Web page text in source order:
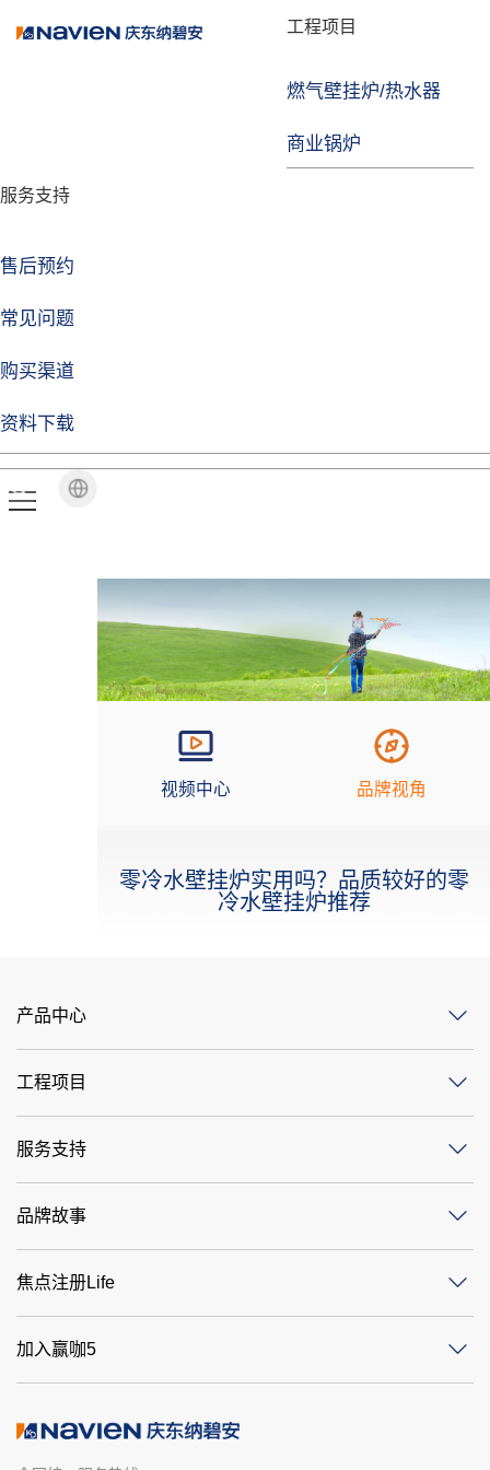
工程项目
燃气壁挂炉/热水器
商业锅炉
服务支持
售后预约
常见问题
购买渠道
资料下载
品牌故事
技术实力
企业动态
焦点注册Life
品牌视角
视频中心 品牌视角
零冷水壁挂炉实用吗？品质较好的零
冷水壁挂炉推荐
产品中心
工程项目
服务支持
品牌故事
焦点注册Life
加入赢咖5